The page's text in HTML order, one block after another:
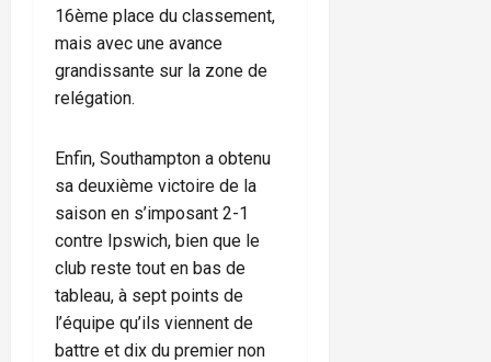
16ème place du classement,
mais avec une avance
grandissante sur la zone de
relégation.
Enfin, Southampton a obtenu
sa deuxième victoire de la
saison en s’imposant 2-1
contre Ipswich, bien que le
club reste tout en bas de
tableau, à sept points de
l’équipe qu’ils viennent de
battre et dix du premier non